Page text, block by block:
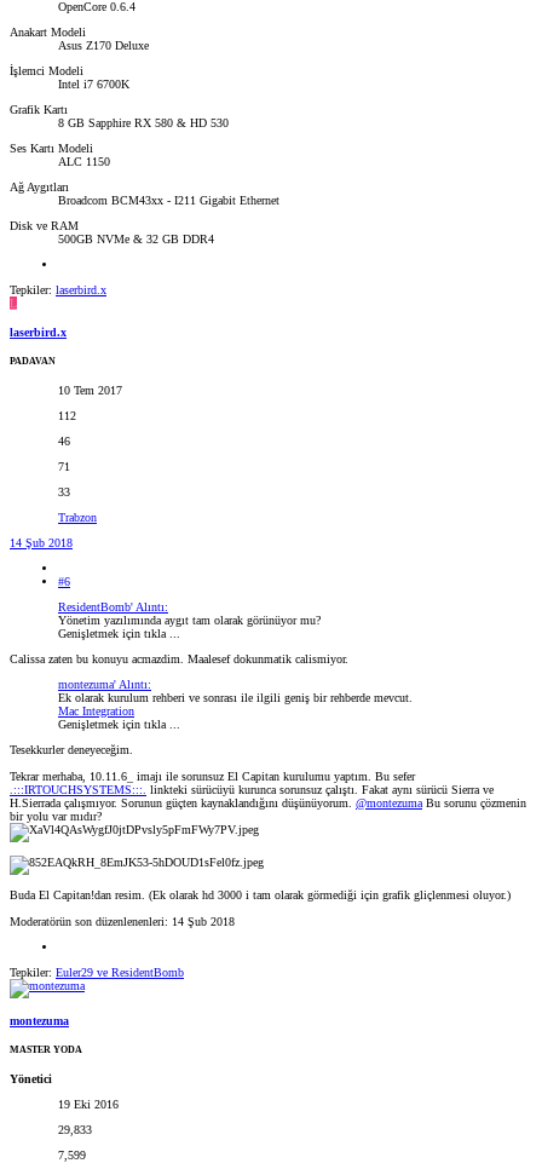
OpenCore 0.6.4
Anakart Modeli
Asus Z170 Deluxe
İşlemci Modeli
Intel i7 6700K
Grafik Kartı
8 GB Sapphire RX 580 & HD 530
Ses Kartı Modeli
ALC 1150
Ağ Aygıtları
Broadcom BCM43xx - I211 Gigabit Ethernet
Disk ve RAM
500GB NVMe & 32 GB DDR4
Tepkiler: laserbird.x
L
laserbird.x
PADAVAN
10 Tem 2017
112
46
71
33
Trabzon
14 Şub 2018
#6
ResidentBomb' Alıntı:
Yönetim yazılımında aygıt tam olarak görünüyor mu?
Genişletmek için tıkla ...
Calissa zaten bu konuyu acmazdim. Maalesef dokunmatik calismiyor.
montezuma' Alıntı:
Ek olarak kurulum rehberi ve sonrası ile ilgili geniş bir rehberde mevcut.
Mac Integration
Genişletmek için tıkla ...
Tesekkurler deneyeceğim.
Tekrar merhaba, 10.11.6_ imajı ile sorunsuz El Capitan kurulumu yaptım. Bu sefer
.:::IRTOUCHSYSTEMS:::.
linkteki sürücüyü kurunca sorunsuz çalıştı. Fakat aynı sürücü Sierra ve
H.Sierrada çalışmıyor. Sorunun güçten kaynaklandığını düşünüyorum. @montezuma Bu sorunu çözmenin
bir yolu var mıdır?
Buda El Capitan!dan resim. (Ek olarak hd 3000 i tam olarak görmediği için grafik gliçlenmesi oluyor.)
Moderatörün son düzenlenenleri: 14 Şub 2018
Tepkiler: Euler29 ve ResidentBomb
montezuma
MASTER YODA
Yönetici
19 Eki 2016
29,833
7,599